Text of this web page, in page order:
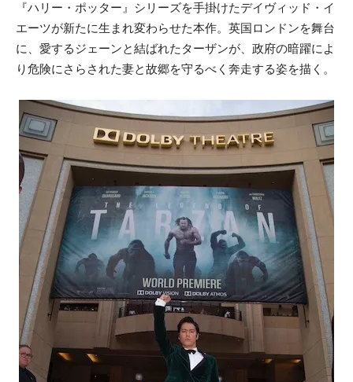
『ハリー・ポッター』シリーズを手掛けたデイヴィッド・イ
エーツが新たに生まれ変わらせた本作。英国ロンドンを舞台
に、愛するジェーンと結ばれたターザンが、政府の暗躍によ
り危険にさらされた妻と故郷を守るべく奔走する姿を描く。